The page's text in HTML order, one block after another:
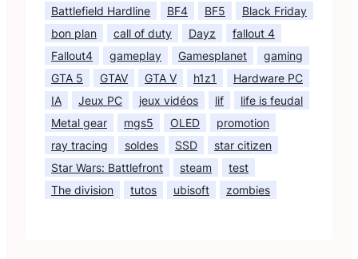
Battlefield Hardline BF4 BF5
Black Friday
bon plan
call of duty Dayz
fallout 4
Fallout4
gameplay Gamesplanet
gaming
GTA 5
GTAV GTA V h1z1
Hardware PC
IA
Jeux PC jeux vidéos lif
life is feudal
Metal gear
mgs5 OLED
promotion
ray tracing
soldes SSD
star citizen
Star Wars: Battlefront
steam
test
The division
tutos ubisoft zombies